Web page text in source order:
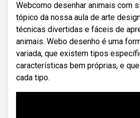
Webcomo desenhar animais com
tópico da nossa aula de arte
técnicas divertidas e fáceis de
animais. Webo desenho é uma
variada, que existem tipos
características bem próprias, e
cada tipo.